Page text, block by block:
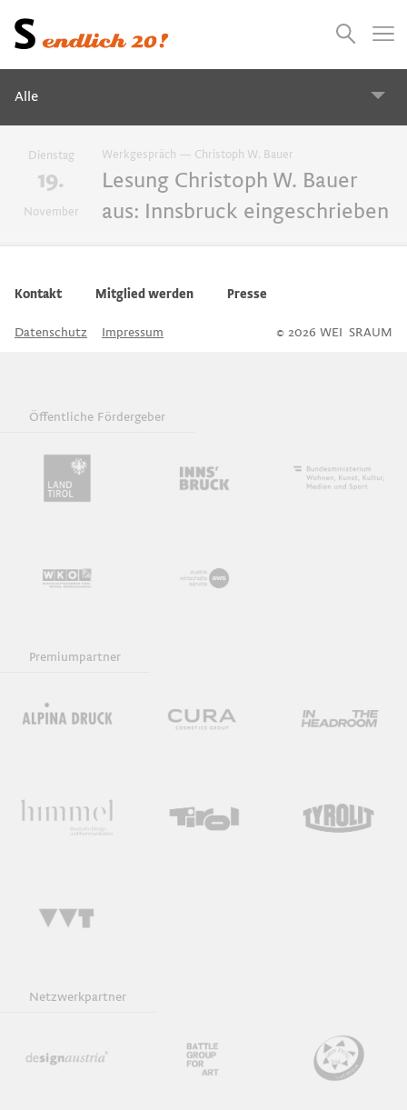
Presse
Videos
Suchen
Alle
Alle
2027 2026 2025 2024
Ausstellungen
Insight - Impulse und Gespräch
Beratungsgespräch
Empfehlung
Download iCal
Dienstag
19.
November
Werkgespräch — Christoph W. Bauer
Lesung Christoph W. Bauer
aus: Innsbruck eingeschrieben
Kontakt Mitglied werden Presse
Datenschutz Impressum © 2026 WEI SRAUM
Öffentliche Fördergeber
Premiumpartner
Netzwerkpartner